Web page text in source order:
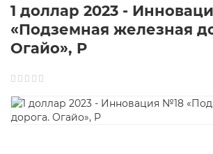
1 доллар 2023 -
«Подземная железная
Огайо», P